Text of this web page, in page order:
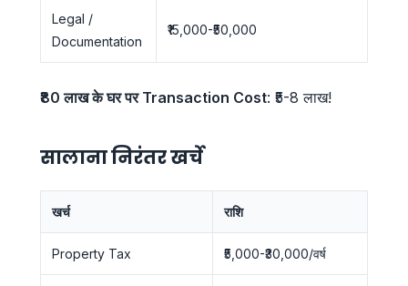
Legal /
Documentation
₹15,000-₹50,000
₹80 लाख के घर पर Transaction Cost: ₹5-8 लाख!
सालाना निरंतर खर्चे
खर्च राशि
Property Tax ₹5,000-₹30,000/वर्ष